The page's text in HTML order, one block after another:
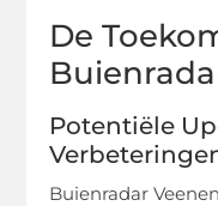
De
Potentiële
Buienradar